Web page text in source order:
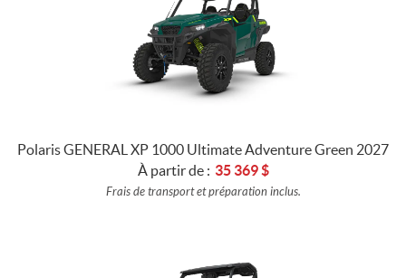
Polaris GENERAL XP 1000 Ultimate Adventure Green 2027
À partir de : 35 369$
Frais de transport et préparation inclus.